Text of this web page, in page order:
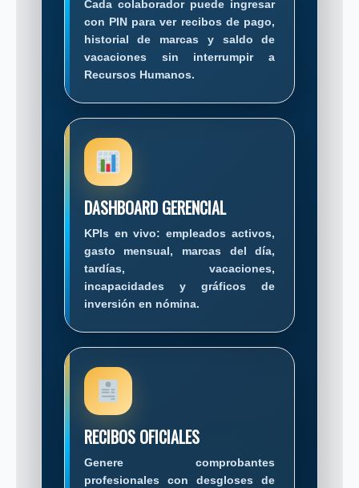
Cada colaborador puede ingresar
con PIN para ver recibos de pago,
historial de marcas y saldo de
vacaciones sin interrumpir a
Recursos Humanos.
DASHBOARD GERENCIAL
KPIs en vivo: empleados activos,
gasto mensual, marcas del día,
tardías, vacaciones,
incapacidades y gráficos de
inversión en nómina.
RECIBOS OFICIALES
Genere comprobantes
profesionales con desgloses de